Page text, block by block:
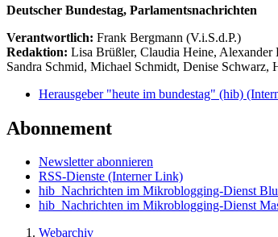
Deutscher Bundestag, Parlamentsnachrichten
Verantwortlich: Frank Bergmann (V.i.S.d.P.)
Redaktion: Lisa Brüßler, Claudia Heine,
Sandra Schmid, Michael Schmidt, Denise Schwarz,
Herausgeber "heute im bundestag" (hib)
Abonnement
Newsletter abonnieren
RSS-Dienste (Interner Link)
hib_Nachrichten im Mikroblogging-Dienst
hib_Nachrichten im Mikroblogging-Dienst
Webarchiv